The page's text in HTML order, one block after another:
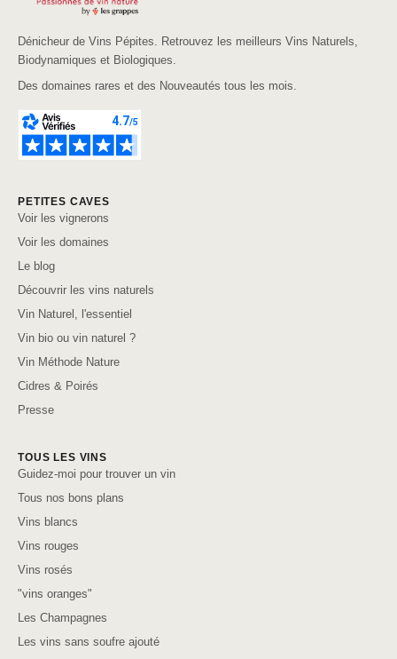
Dénicheur de Vins Pépites. Retrouvez les meilleurs Vins Naturels,
Biodynamiques et Biologiques.
Des domaines rares et des Nouveautés tous les mois.
PETITES CAVES
Voir les vignerons
Voir les domaines
Le blog
Découvrir les vins naturels
Vin Naturel, l'essentiel
Vin bio ou vin naturel ?
Vin Méthode Nature
Cidres & Poirés
Presse
TOUS LES VINS
Guidez-moi pour trouver un vin
Tous nos bons plans
Vins blancs
Vins rouges
Vins rosés
"vins oranges"
Les Champagnes
Les vins sans soufre ajouté